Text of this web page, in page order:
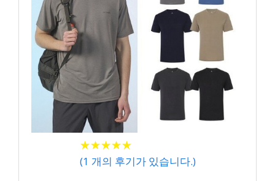
★★★★★
★★★★★
(1 개의 후기가 있습니다.)